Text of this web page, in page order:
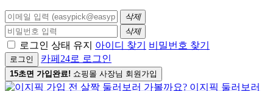
삭제
삭제
로그인 상태 유지 아이디 찾기 비밀번호 찾기
로그인 카페24로 로그인
15초면 가입완료! 쇼핑몰 사장님 회원가입